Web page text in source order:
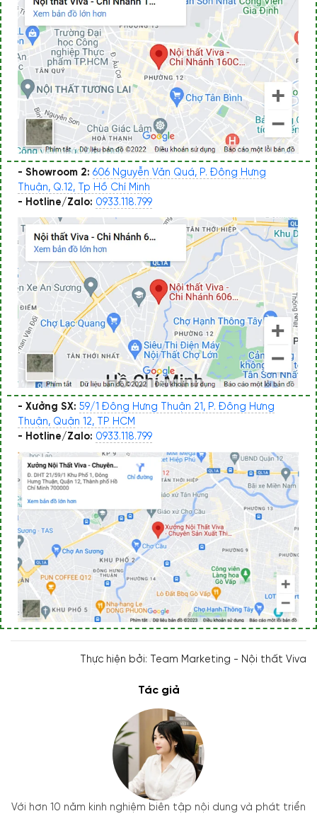
- Showroom 2: 606 Nguyễn Văn Quá, P. Đông Hưng
Thuận, Q.12, Tp Hồ Chí Minh
- Hotline/Zalo: 0933.118.799
- Xưởng SX: 59/1 Đông Hưng Thuận 21, P. Đông Hưng
Thuận, Quận 12, TP HCM
- Hotline/Zalo: 0933.118.799
Thực hiện bởi: Team Marketing - Nội thất Viva
Tác giả
Với hơn 10 năm kinh nghiệm biên tập nội dung và phát triển